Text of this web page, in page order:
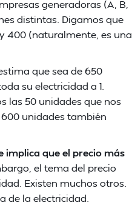
generadoras (A, B,
distintas. Digamos que
y 400 (naturalmente, es una
que sea de 650
su electricidad a 1.
las 50 unidades que nos
600 unidades también
implica que el precio más
el tema del precio
Existen muchos otros.
de la electricidad.